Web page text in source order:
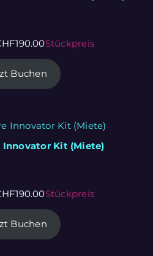
190.00Stückpreis
Buchen
Innovator Kit (Miete)
190.00Stückpreis
Buchen